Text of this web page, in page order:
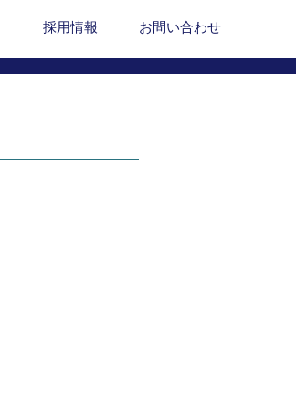
採用情報 お問い合わせ